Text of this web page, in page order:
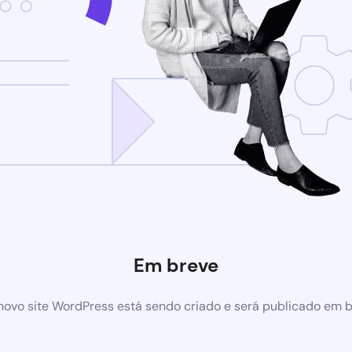
Em breve
site WordPress está sendo criado e será publicado em